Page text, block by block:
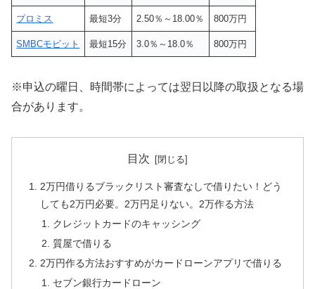
プロミス 最短3分 2.50％～18.00％ 800万円
SMBCモビット 最短15分 3.0％～18.0％ 800万円
※申込の曜日、時間帯によっては翌日以降の取扱となる場
合があります。
目次
2万円借りるブラックリスト審査なしで借りたい！どう
しても2万円必要。2万円足りない。2万作る方法
クレジットカードのキャッシング
質屋で借りる
2万円作る方法おすすめがカードローンアプリで借りる
セブン銀行カードローン